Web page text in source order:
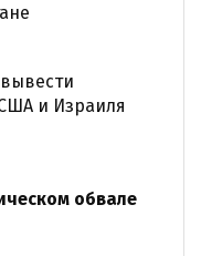
и Израиля
обвале